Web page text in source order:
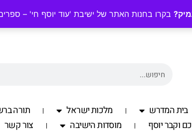
בקרו בחנות האתר של ישיבת 'עוד יוסף חי' –
058-7701560
בית המדרש מלכות ישראל תורה
וקבר יוסף
מוסדות הישיבה צור קשר